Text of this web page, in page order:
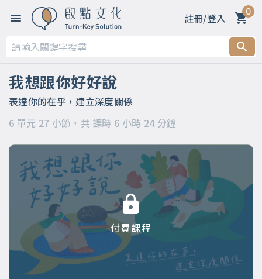
註冊/登入 0
我想跟你好好說
表達你的在乎，建立深度關係
6 單元 27 小節，共 課時 6 小時 24 分鐘
付費課程
第一章
第二章 春天～善意的萌芽：用啟發取代要求
第三章 夏天～力量的生長：用引導化解命令
第四章 秋天～美好的收穫：用讚許昇華輕蔑
第五章 冬天～溫暖的陪伴：用支持消融冷漠
第六章